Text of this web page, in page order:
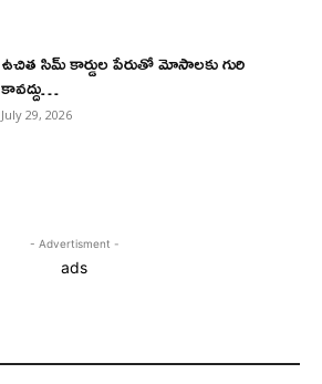
ఉచిత సిమ్ కార్డుల పేరుతో మోసాలకు గురి
కావద్దు…
July 29, 2026
- Advertisment -
ads